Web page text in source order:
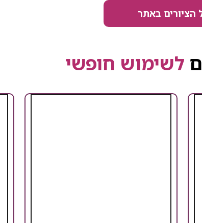
הציורים באתר
לשימוש חופשי